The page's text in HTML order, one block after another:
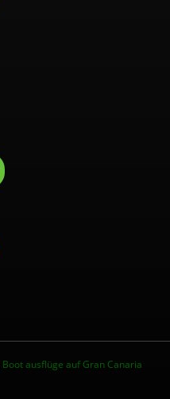
Boot ausflüge auf Gran Canaria